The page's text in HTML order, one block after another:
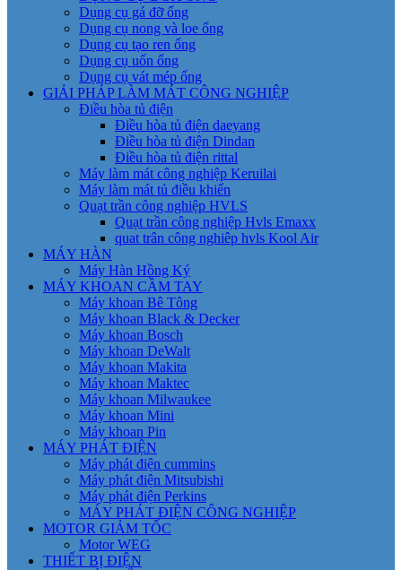
Dụng cụ gá đỡ ống
Dụng cụ nong và loe ống
Dụng cụ tạo ren ống
Dụng cụ uốn ống
Dụng cụ vát mép ống
GIẢI PHÁP LÀM MÁT CÔNG NGHIỆP
Điều hòa tủ điện
Điều hòa tủ điện daeyang
Điều hòa tủ điện Dindan
Điều hòa tủ điện rittal
Máy làm mát công nghiệp Keruilai
Máy làm mát tủ điều khiển
Quạt trần công nghiệp HVLS
Quạt trần công nghiệp Hvls Emaxx
quat trân công nghiêp hvls Kool Air
MÁY HÀN
Máy Hàn Hồng Ký
MÁY KHOAN CẦM TAY
Máy khoan Bê Tông
Máy khoan Black & Decker
Máy khoan Bosch
Máy khoan DeWalt
Máy khoan Makita
Máy khoan Maktec
Máy khoan Milwaukee
Máy khoan Mini
Máy khoan Pin
MÁY PHÁT ĐIỆN
Máy phát điện cummins
Máy phát điện Mitsubishi
Máy phát điện Perkins
MÁY PHÁT ĐIỆN CÔNG NGHIỆP
MOTOR GIẢM TỐC
Motor WEG
THIẾT BỊ ĐIỆN